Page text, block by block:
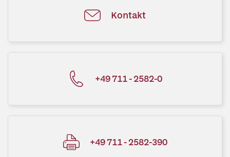
Kontakt
+49 711 - 2582-0
+49 711 - 2582-390